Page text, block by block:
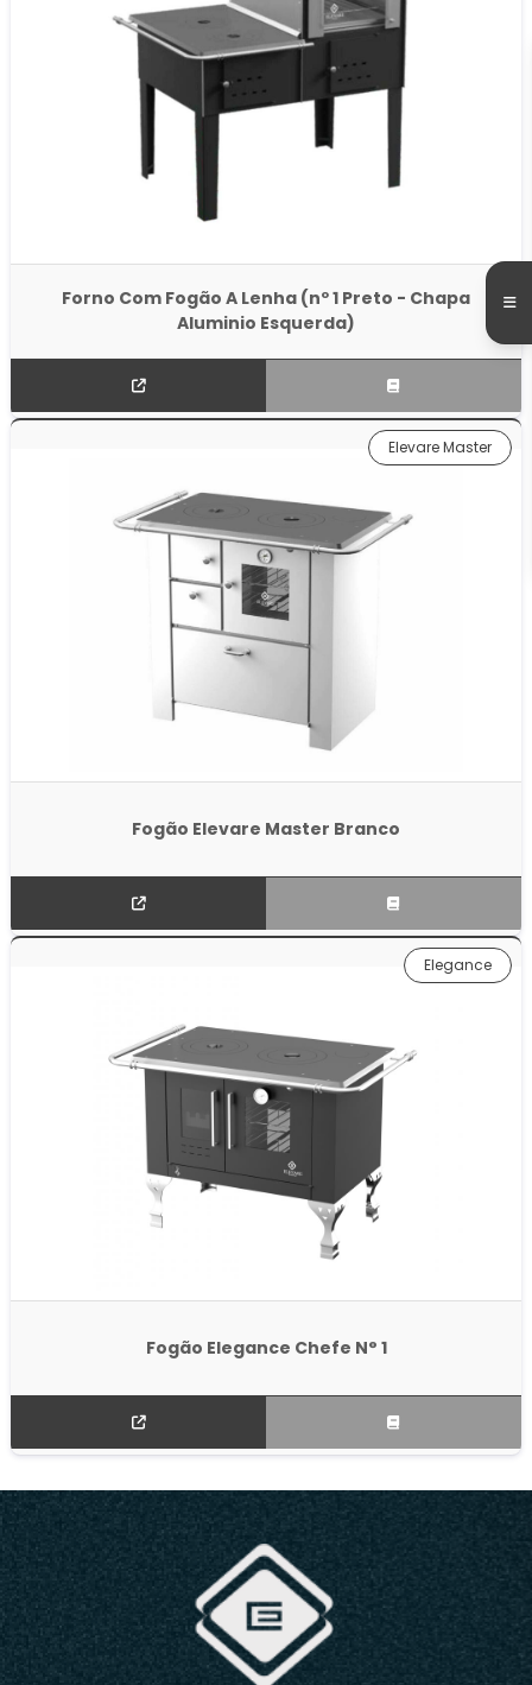
Forno Com Fogão A Lenha (nº 1 Preto - Chapa
Aluminio Esquerda)
Fogão Elevare Master Branco
Elevare Master
Fogão Elegance Chefe N° 1
Elegance